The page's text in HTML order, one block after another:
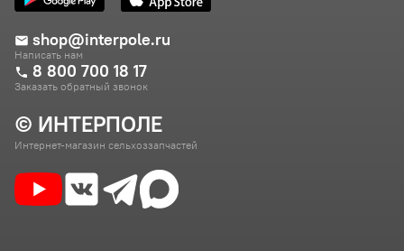
© ИНТЕРПОЛЕ
Интернет-магазин сельхоззапчастей
shop@interpole.ru
Написать нам
8 800 700 18 17
Заказать обратный звонок